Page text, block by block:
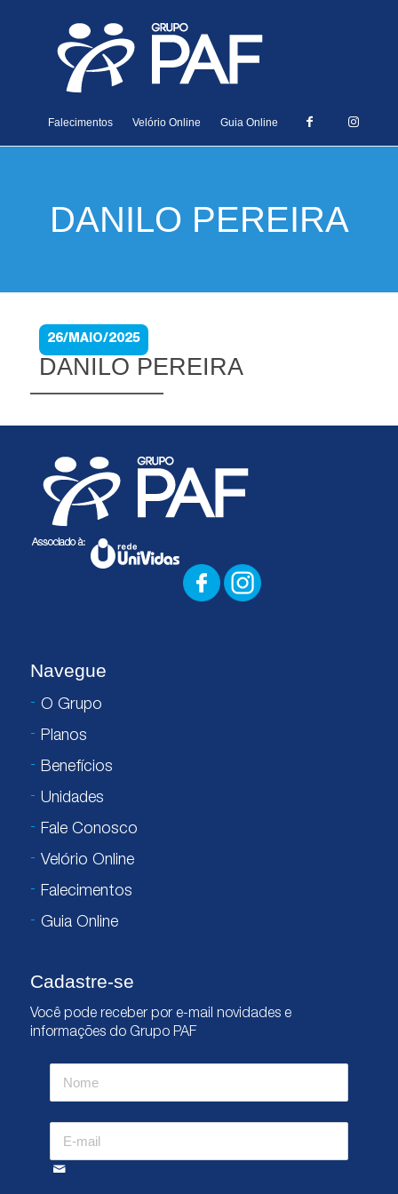
Falecimentos Velório Online Guia Online
DANILO PEREIRA
26/MAIO/2025
DANILO PEREIRA
Navegue
O Grupo
Planos
Benefícios
Unidades
Fale Conosco
Velório Online
Falecimentos
Guia Online
Cadastre-se
Você pode receber por e-mail novidades e
informações do Grupo PAF